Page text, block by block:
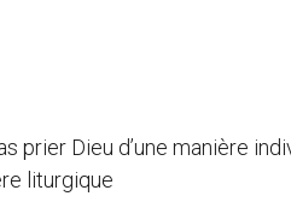
prier Dieu d’une manière
liturgique